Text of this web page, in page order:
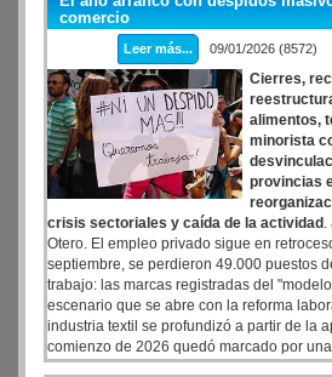
del mismo período del año anterior, según
conocer este martes por la Cámara
Servicios (CAC).
comercio
Leer más... 09/01/2026
Cierres,
alimentos,
minorista
provincias
crisis sectoriales y caída de la actividad .
Otero. El empleo privado sigue en
septiembre, se perdieron 49.000 puestos
trabajo: las marcas registradas del
escenario que se abre con la reforma
industria textil se profundizó a partir de la
comienzo de 2026 quedó marcado por
en distintos sectores de la economía, con